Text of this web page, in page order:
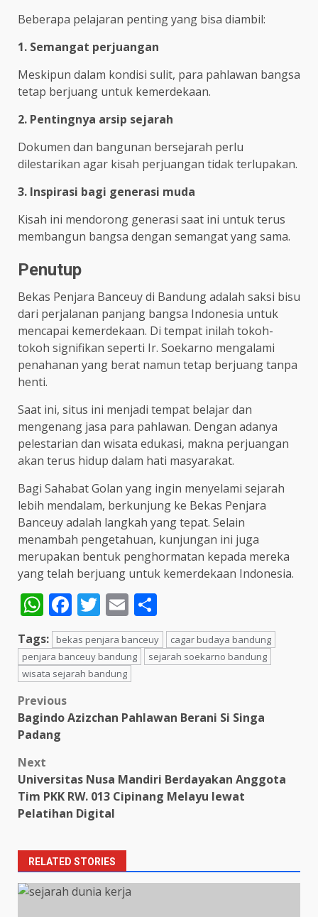
Beberapa pelajaran penting yang bisa diambil:
1. Semangat perjuangan
Meskipun dalam kondisi sulit, para pahlawan bangsa
tetap berjuang untuk kemerdekaan.
2. Pentingnya arsip sejarah
Dokumen dan bangunan bersejarah perlu
dilestarikan agar kisah perjuangan tidak terlupakan.
3. Inspirasi bagi generasi muda
Kisah ini mendorong generasi saat ini untuk terus
membangun bangsa dengan semangat yang sama.
Penutup
Bekas Penjara Banceuy di Bandung adalah saksi bisu
dari perjalanan panjang bangsa Indonesia untuk
mencapai kemerdekaan. Di tempat inilah tokoh-
tokoh signifikan seperti Ir. Soekarno mengalami
penahanan yang berat namun tetap berjuang tanpa
henti.
Saat ini, situs ini menjadi tempat belajar dan
mengenang jasa para pahlawan. Dengan adanya
pelestarian dan wisata edukasi, makna perjuangan
akan terus hidup dalam hati masyarakat.
Bagi Sahabat Golan yang ingin menyelami sejarah
lebih mendalam, berkunjung ke Bekas Penjara
Banceuy adalah langkah yang tepat. Selain
menambah pengetahuan, kunjungan ini juga
merupakan bentuk penghormatan kepada mereka
yang telah berjuang untuk kemerdekaan Indonesia.
WhatsApp
Facebook
Twitter
Email
Tags: bekas penjara banceuy
cagar budaya bandung
penjara banceuy bandung
sejarah soekarno bandung
wisata sejarah bandung
Post
navigation
Previous
Bagindo Azizchan Pahlawan Berani Si Singa
Padang
Next
Universitas Nusa Mandiri Berdayakan Anggota
Tim PKK RW. 013 Cipinang Melayu lewat
Pelatihan Digital
RELATED STORIES